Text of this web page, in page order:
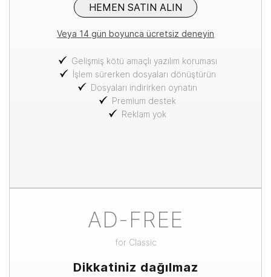
HEMEN SATIN ALIN
Veya 14 gün boyunca ücretsiz deneyin
Gelişmiş kötü amaçlı yazılım koruması
İşlem sürerken dosyaları dönüştürün
Dosyaları indirirken oynatın
Premium destek
Reklam yok
AD-FREE
for Classic
Dikkatiniz dağılmaz